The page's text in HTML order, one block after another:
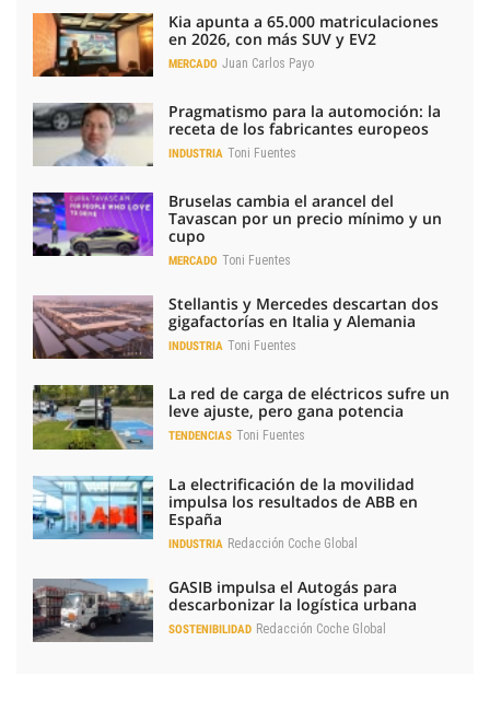
Kia apunta a 65.000 matriculaciones
en 2026, con más SUV y EV2
MERCADO Juan Carlos Payo
Pragmatismo para la automoción: la
receta de los fabricantes europeos
INDUSTRIA Toni Fuentes
Bruselas cambia el arancel del
Tavascan por un precio mínimo y un
cupo
MERCADO Toni Fuentes
Stellantis y Mercedes descartan dos
gigafactorías en Italia y Alemania
INDUSTRIA Toni Fuentes
La red de carga de eléctricos sufre un
leve ajuste, pero gana potencia
TENDENCIAS Toni Fuentes
La electrificación de la movilidad
impulsa los resultados de ABB en
España
INDUSTRIA Redacción Coche Global
GASIB impulsa el Autogás para
descarbonizar la logística urbana
SOSTENIBILIDAD Redacción Coche Global